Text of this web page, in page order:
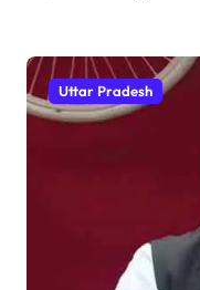
Uttar Pradesh